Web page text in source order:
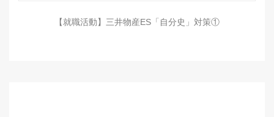
【就職活動】三井物産ES「自分史」対策①